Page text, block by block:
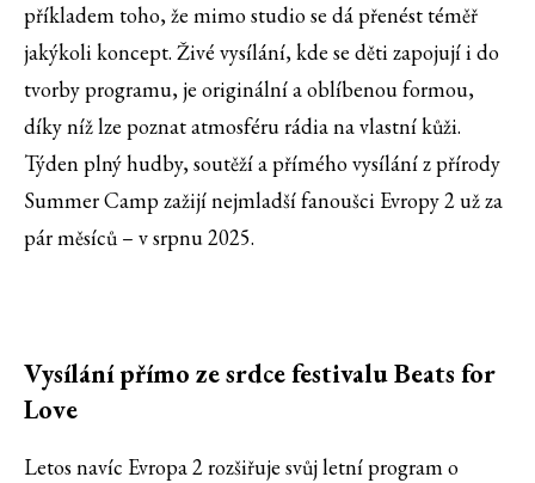
příkladem toho, že mimo studio se dá přenést téměř
jakýkoli koncept. Živé vysílání, kde se děti zapojují i do
tvorby programu, je originální a oblíbenou formou,
díky níž lze poznat atmosféru rádia na vlastní kůži.
Týden plný hudby, soutěží a přímého vysílání z přírody
Summer Camp zažijí nejmladší fanoušci Evropy 2 už za
pár měsíců – v srpnu 2025.
Vysílání přímo ze srdce festivalu Beats for
Love
Letos navíc Evropa 2 rozšiřuje svůj letní program o